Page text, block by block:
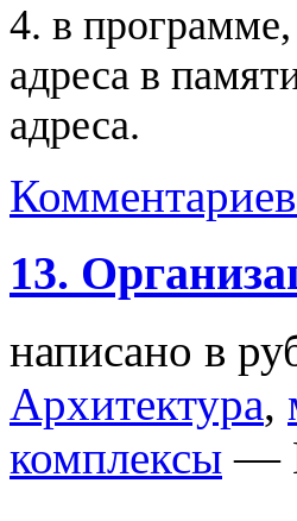
4. в
адреса в
адреса.
13.
написано в
Архитектура,
комплексы —